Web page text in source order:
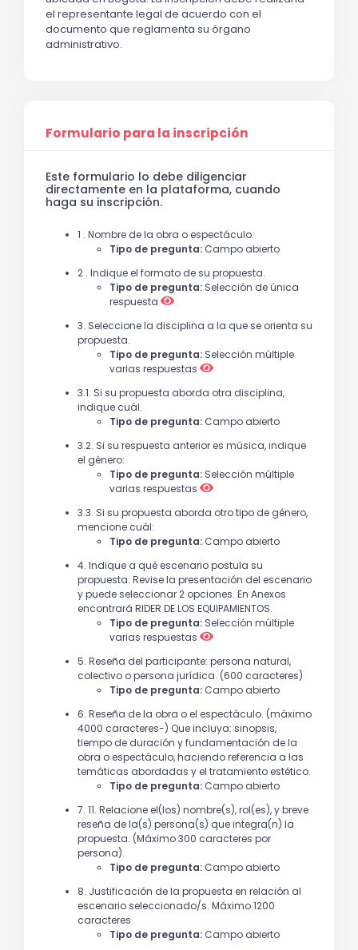
el representante legal de acuerdo con el
documento que reglamenta su órgano
administrativo.
Formulario para la inscripción
Este formulario lo debe diligenciar
directamente en la plataforma, cuando
haga su inscripción.
1 . Nombre de la obra o espectáculo.
Tipo de pregunta: Campo abierto
2 . Indique el formato de su propuesta.
Tipo de pregunta: Selección de única
respuesta
3. Seleccione la disciplina a la que se orienta su
propuesta.
Tipo de pregunta: Selección múltiple
varias respuestas
3.1. Si su propuesta aborda otra disciplina,
indique cuál.
Tipo de pregunta: Campo abierto
3.2. Si su respuesta anterior es música, indique
el género:
Tipo de pregunta: Selección múltiple
varias respuestas
3.3. Si su propuesta aborda otro tipo de género,
mencione cuál:
Tipo de pregunta: Campo abierto
4. Indique a qué escenario postula su
propuesta. Revise la presentación del escenario
y puede seleccionar 2 opciones. En Anexos
encontrará RIDER DE LOS EQUIPAMIENTOS.
Tipo de pregunta: Selección múltiple
varias respuestas
5. Reseña del participante: persona natural,
colectivo o persona jurídica. (600 caracteres)
Tipo de pregunta: Campo abierto
6. Reseña de la obra o el espectáculo. (máximo
4000 caracteres-) Que incluya: sinopsis,
tiempo de duración y fundamentación de la
obra o espectáculo, haciendo referencia a las
temáticas abordadas y el tratamiento estético.
Tipo de pregunta: Campo abierto
7. 11. Relacione el(los) nombre(s), rol(es), y breve
reseña de la(s) persona(s) que integra(n) la
propuesta. (Máximo 300 caracteres por
persona).
Tipo de pregunta: Campo abierto
8. Justificación de la propuesta en relación al
escenario seleccionado/s. Máximo 1200
caracteres
Tipo de pregunta: Campo abierto